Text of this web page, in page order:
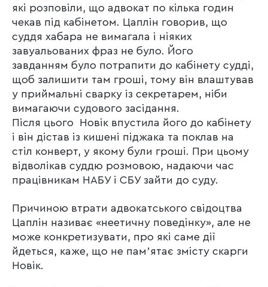
які розповіли, що адвокат по кілька годин
чекав під кабінетом. Цаплін говорив, що
суддя хабара не вимагала і ніяких
завуальованих фраз не було. Його
завданням було потрапити до кабінету судді,
щоб залишити там гроші, тому він влаштував
у приймальні сварку із секретарем, ніби
вимагаючи судового засідання.
Після цього Новік впустила його до кабінету
і він дістав із кишені піджака та поклав на
стіл конверт, у якому були гроші. При цьому
відволікав суддю розмовою, надаючи час
працівникам НАБУ і СБУ зайти до суду.
Причиною втрати адвокатського свідоцтва
Цаплін називає «неетичну поведінку», але не
може конкретизувати, про які саме дії
йдеться, каже, що не памʼятає змісту скарги
Новік.